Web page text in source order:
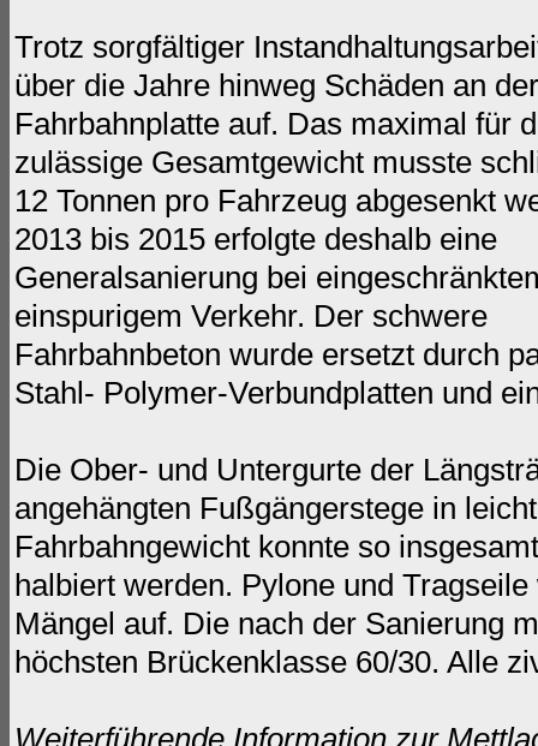
Trotz sorgfältiger
über die Jahre hinweg Schäden an der
Fahrbahnplatte auf. Das maximal für
zulässige Gesamtgewicht musste
12 Tonnen pro Fahrzeug abgesenkt
2013 bis 2015 erfolgte deshalb eine
Generalsanierung bei
einspurigem Verkehr. Der schwere
Fahrbahnbeton wurde ersetzt durch
Stahl- Polymer-Verbundplatten und
Die Ober- und Untergurte der
angehängten Fußgängerstege in
Fahrbahngewicht konnte so
halbiert werden. Pylone und
Mängel auf. Die nach der Sanierung
höchsten Brückenklasse 60/30. Alle
Weiterführende Information zur